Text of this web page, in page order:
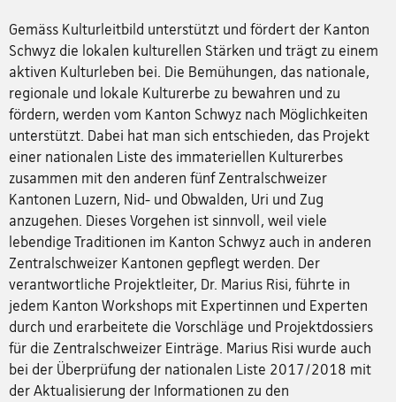
Gemäss Kulturleitbild unterstützt und fördert der Kanton
Schwyz die lokalen kulturellen Stärken und trägt zu einem
aktiven Kulturleben bei. Die Bemühungen, das nationale,
regionale und lokale Kulturerbe zu bewahren und zu
fördern, werden vom Kanton Schwyz nach Möglichkeiten
unterstützt. Dabei hat man sich entschieden, das Projekt
einer nationalen Liste des immateriellen Kulturerbes
zusammen mit den anderen fünf Zentralschweizer
Kantonen Luzern, Nid- und Obwalden, Uri und Zug
anzugehen. Dieses Vorgehen ist sinnvoll, weil viele
lebendige Traditionen im Kanton Schwyz auch in anderen
Zentralschweizer Kantonen gepflegt werden. Der
verantwortliche Projektleiter, Dr. Marius Risi, führte in
jedem Kanton Workshops mit Expertinnen und Experten
durch und erarbeitete die Vorschläge und Projektdossiers
für die Zentralschweizer Einträge. Marius Risi wurde auch
bei der Überprüfung der nationalen Liste 2017/2018 mit
der Aktualisierung der Informationen zu den